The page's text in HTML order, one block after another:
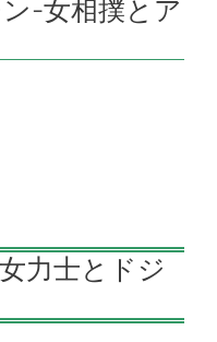
-女相撲とア
力士とドジ